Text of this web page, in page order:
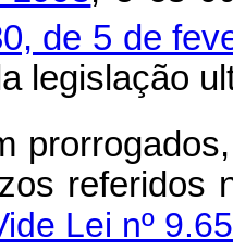
de 5 de
legislação
referidos
Lei nº